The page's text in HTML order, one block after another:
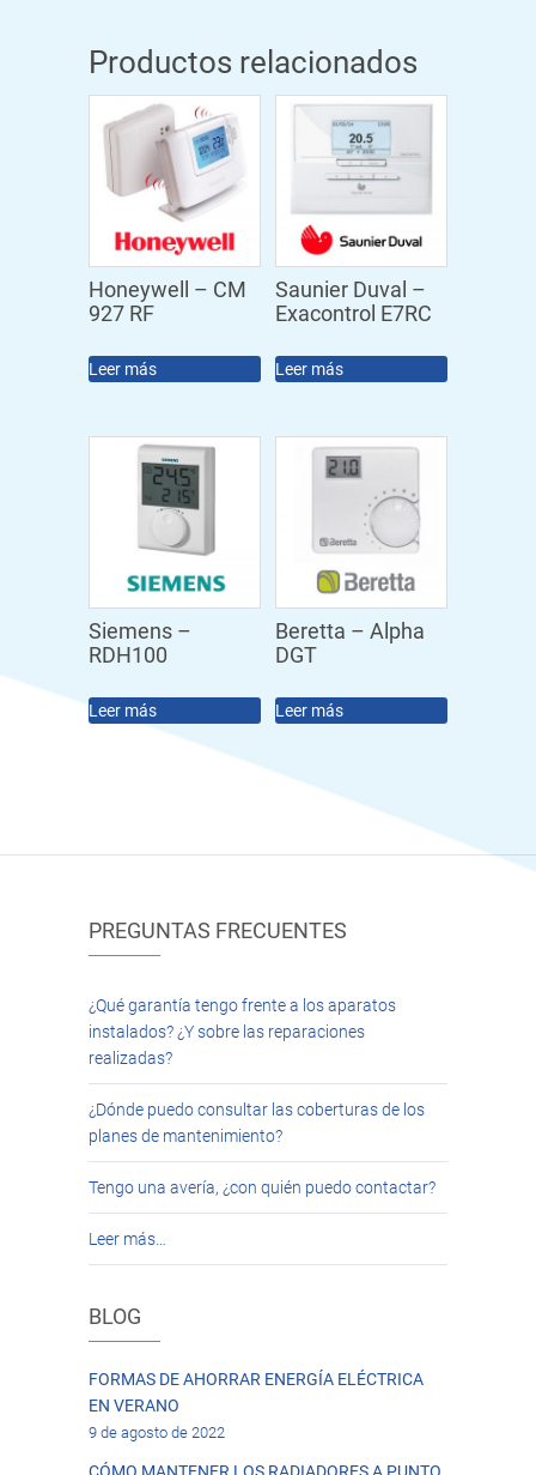
Productos relacionados
Honeywell – CM
927 RF
Leer más
Saunier Duval –
Exacontrol E7RC
Leer más
Siemens –
RDH100
Leer más
Beretta – Alpha
DGT
Leer más
PREGUNTAS FRECUENTES
¿Qué garantía tengo frente a los aparatos
instalados? ¿Y sobre las reparaciones
realizadas?
¿Dónde puedo consultar las coberturas de los
planes de mantenimiento?
Tengo una avería, ¿con quién puedo contactar?
Leer más…
BLOG
FORMAS DE AHORRAR ENERGÍA ELÉCTRICA
EN VERANO
9 de agosto de 2022